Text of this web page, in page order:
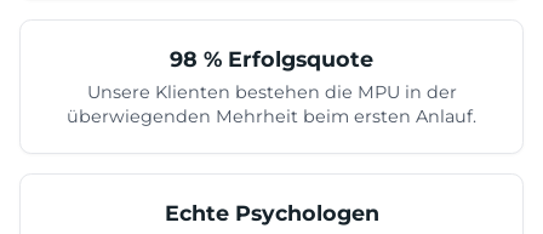
98 % Erfolgsquote
Unsere Klienten bestehen die MPU in der
überwiegenden Mehrheit beim ersten Anlauf.
Echte Psychologen